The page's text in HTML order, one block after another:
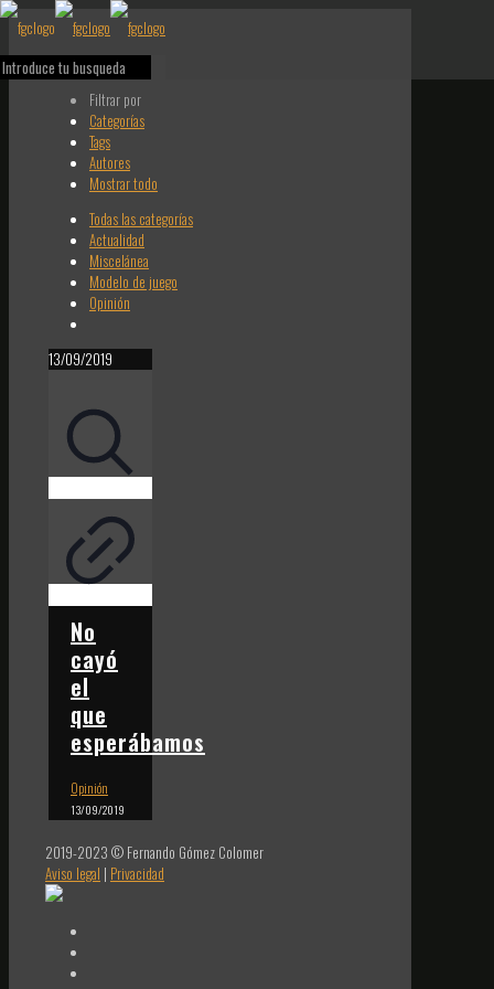
Filtrar por
Categorías
Tags
Autores
Mostrar todo
Todas las categorías
Actualidad
Miscelánea
Modelo de juego
Opinión
13/09/2019
No
cayó
el
que
esperábamos
Opinión
13/09/2019
2019-2023 © Fernando Gómez Colomer
Aviso legal | Privacidad